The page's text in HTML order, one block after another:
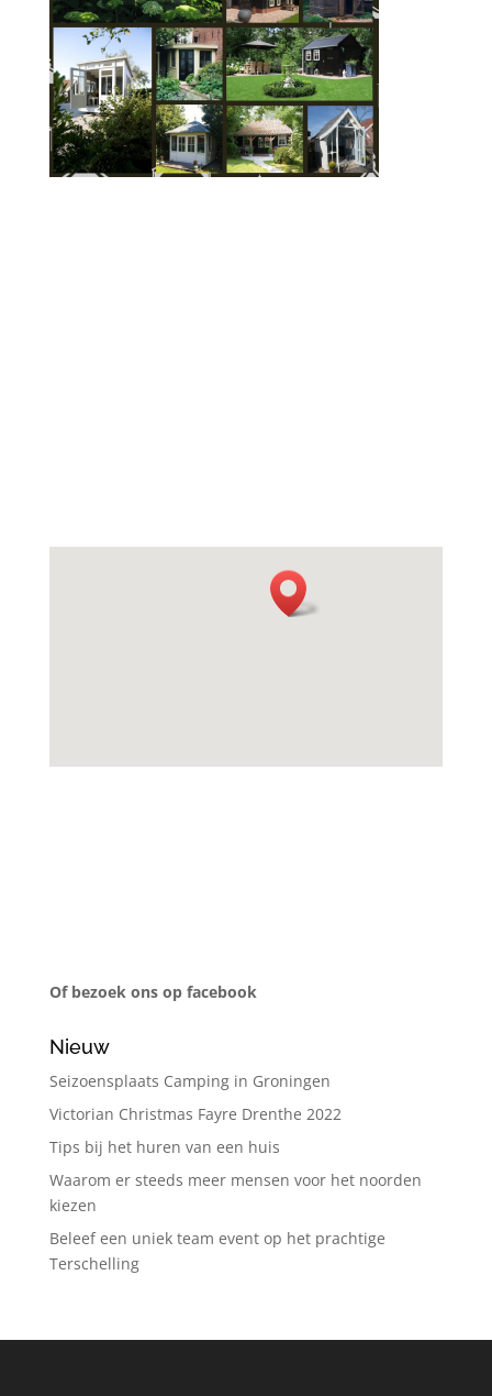
Of bezoek ons op facebook
Nieuw
Seizoensplaats Camping in Groningen
Victorian Christmas Fayre Drenthe 2022
Tips bij het huren van een huis
Waarom er steeds meer mensen voor het noorden
kiezen
Beleef een uniek team event op het prachtige
Terschelling